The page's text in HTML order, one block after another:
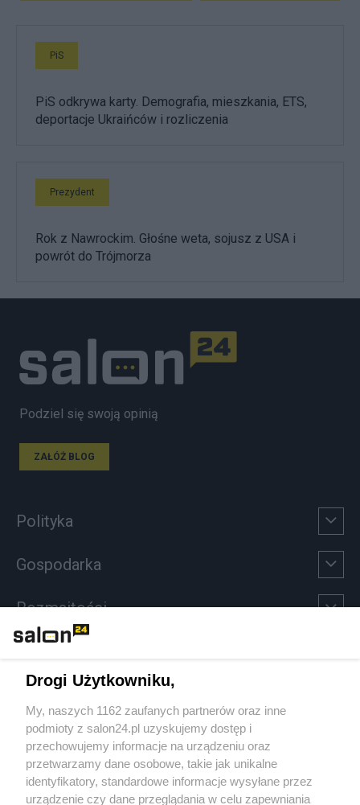
PiS
PiS odkrywa karty. Demografia, mieszkania, ETS,
deportacje Ukraińców i rozliczenia
Prezydent
Rok z Nawrockim. Głośne weta, sojusz z USA i
powrót do Trójmorza
Podziel się swoją opinią
ZAŁÓŻ BLOG
Polityka
Gospodarka
Rozmaitości
Sport
Społeczeństwo
Kultura
Drogi Użytkowniku,
My, naszych 1162 zaufanych partnerów oraz inne
podmioty z salon24.pl uzyskujemy dostęp i
przechowujemy informacje na urządzeniu oraz
przetwarzamy dane osobowe, takie jak unikalne
identyfikatory, standardowe informacje wysyłane przez
urządzenie czy dane przeglądania w celu zapewniania